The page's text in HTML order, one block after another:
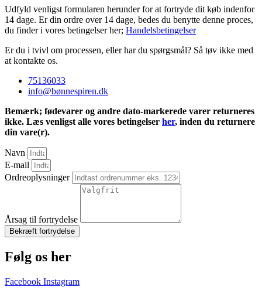
Udfyld venligst formularen herunder for at fortryde dit køb indenfor
14 dage. Er din ordre over 14 dage, bedes du benytte denne proces,
du finder i vores betingelser her; Handelsbetingelser
Er du i tvivl om processen, eller har du spørgsmål? Så tøv ikke med
at kontakte os.
75136033
info@bønnespiren.dk
Bemærk; fødevarer og andre dato-markerede varer returneres
ikke. Læs venligst alle vores betingelser her, inden du returnere
din vare(r).
Navn
E-mail
Ordreoplysninger
Årsag til fortrydelse
Bekræft fortrydelse
Følg os her
Facebook Instagram